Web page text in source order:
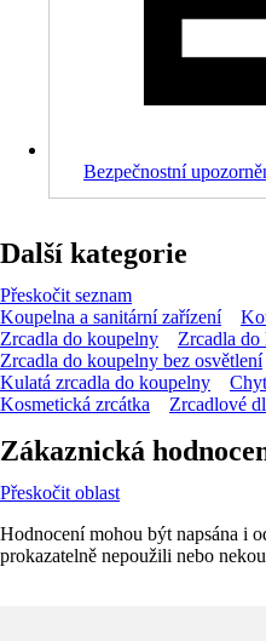
Bezpečnostní
Další kategorie
Přeskočit seznam
Koupelna a sanitární zařízení
Zrcadla do koupelny
Zrcadla do
Zrcadla do koupelny bez osvětlení
Kulatá zrcadla do koupelny
Kosmetická zrcátka
Zrcadlové
Zákaznická
Přeskočit oblast
Hodnocení mohou být napsána i
prokazatelně nepoužili nebo